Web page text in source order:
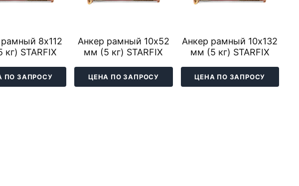
8х112
STARFIX
ПО ЗАПРОСУ
Анкер рамный 10х52
мм (5 кг) STARFIX
ЦЕНА ПО ЗАПРОСУ
Анкер рамный 10х132
мм (5 кг) STARFIX
ЦЕНА ПО ЗАПРОСУ